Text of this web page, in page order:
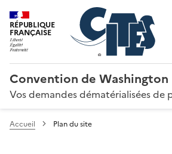
RÉPUBLIQUE
FRANÇAISE
Convention de Washington
Vos demandes dématérialisées de
Accueil Plan du site